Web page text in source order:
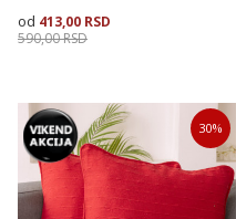
413,00 RSD
590,00RSD
Veličina
40X40
Dodaj u korpu
30%